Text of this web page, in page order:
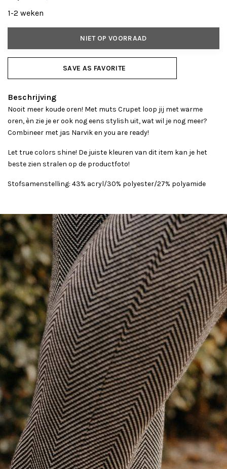
1-2 weken
NIET OP VOORRAAD
SAVE AS FAVORITE
Beschrijving
Nooit meer koude oren! Met muts Crupet loop jij met warme
oren, èn zie je er ook nog eens stylish uit, wat wil je nog meer?
Combineer met jas Narvik en you are ready!
Let true colors shine! De juiste kleuren van dit item kan je het
beste zien stralen op de productfoto!
Stofsamenstelling: 43% acryl/30% polyester/27% polyamide